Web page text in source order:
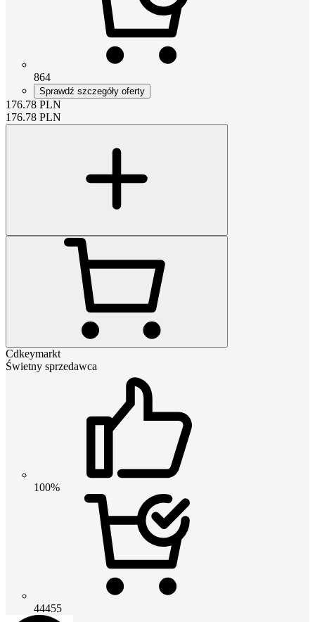
864
Sprawdź szczegóły oferty
176.78 PLN
176.78 PLN
Cdkeymarkt
Świetny sprzedawca
100%
44455